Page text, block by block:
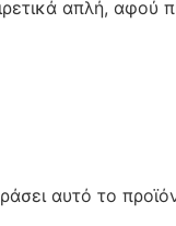
απλή,
αυτό το